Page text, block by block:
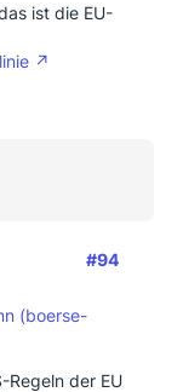
ist die EU-
#94
(boerse-
Regeln der EU